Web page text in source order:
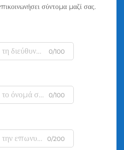
σύντομα μαζί σας.
0/100
0/100
0/200